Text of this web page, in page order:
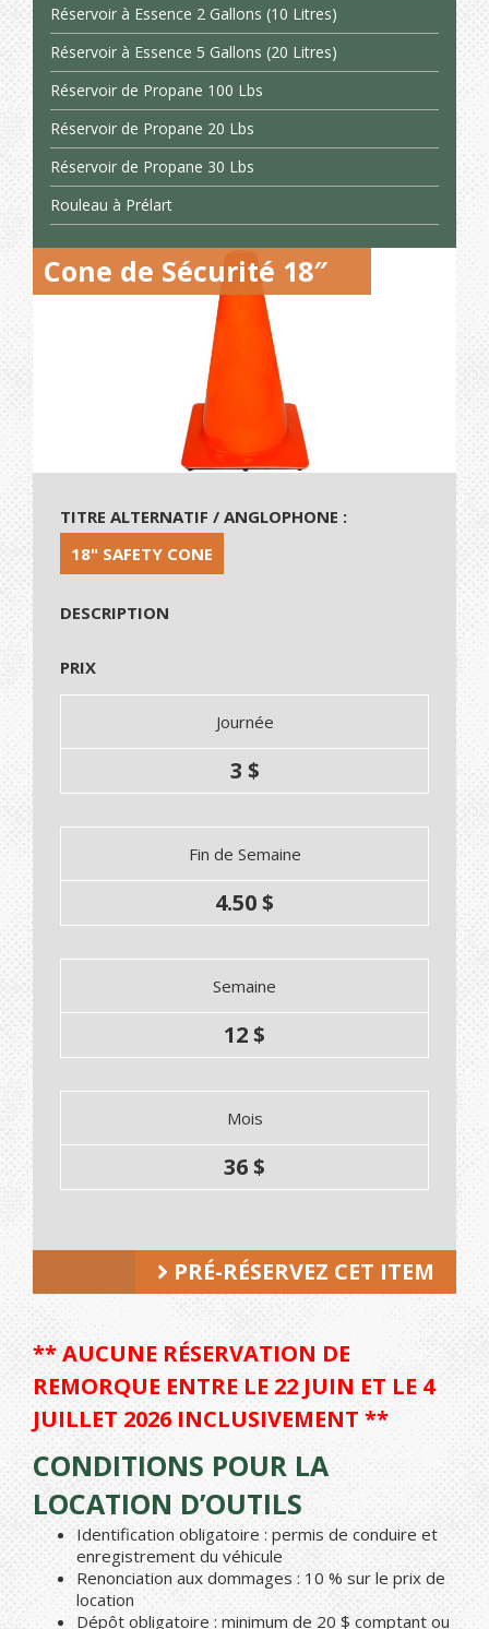
Réservoir à Essence 2 Gallons (10 Litres)
Réservoir à Essence 5 Gallons (20 Litres)
Réservoir de Propane 100 Lbs
Réservoir de Propane 20 Lbs
Réservoir de Propane 30 Lbs
Rouleau à Prélart
Cone de Sécurité 18″
TITRE ALTERNATIF / ANGLOPHONE :
18" SAFETY CONE
DESCRIPTION
PRIX
Journée
3 $
Fin de Semaine
4.50 $
Semaine
12 $
Mois
36 $
PRÉ-RÉSERVEZ CET ITEM
** AUCUNE RÉSERVATION DE
REMORQUE ENTRE LE 22 JUIN ET LE 4
JUILLET 2026 INCLUSIVEMENT **
CONDITIONS POUR LA
LOCATION D’OUTILS
Identification obligatoire : permis de conduire et
enregistrement du véhicule
Renonciation aux dommages : 10 % sur le prix de
location
Dépôt obligatoire : minimum de 20 $ comptant ou